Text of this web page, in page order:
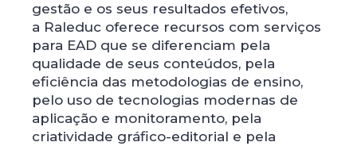
gestão e os seus resultados efetivos,
a Raleduc oferece recursos com serviços
para EAD que se diferenciam pela
qualidade de seus conteúdos, pela
eficiência das metodologias de ensino,
pelo uso de tecnologias modernas de
aplicação e monitoramento, pela
criatividade gráfico-editorial e pela